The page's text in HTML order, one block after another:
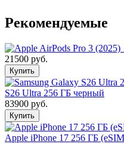
Рекомендуемые
21500 руб.
Купить
S26 Ultra 256 ГБ черный
83900 руб.
Купить
Apple iPhone 17 256 ГБ